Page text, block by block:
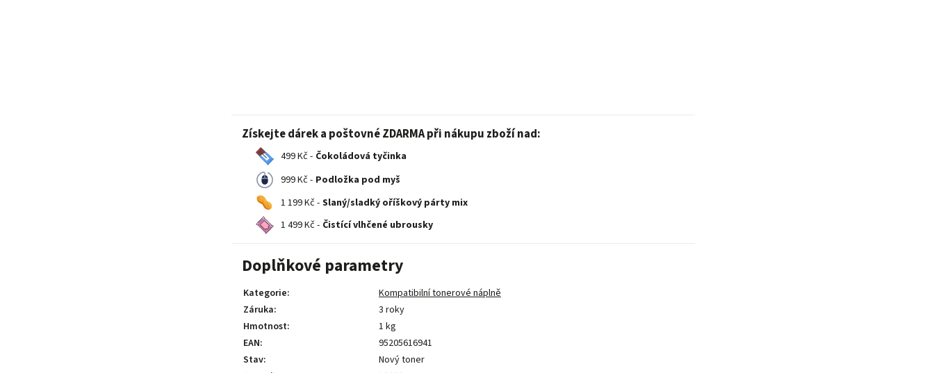
Získejte dárek a poštovné ZDARMA při nákupu zboží nad:
499 Kč - Čokoládová tyčinka
999 Kč - Podložka pod myš
1 199 Kč - Slaný/sladký oříškový párty mix
1 499 Kč - Čistící vlhčené ubrousky
Doplňkové parametry
Kategorie:
Kompatibilní tonerové náplně
Záruka:
3 roky
Hmotnost:
1 kg
EAN:
95205616941
Stav:
Nový toner